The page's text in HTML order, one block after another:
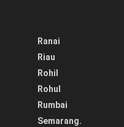
Ranai
Riau
Rohil
Rohul
Rumbai
Semarang.